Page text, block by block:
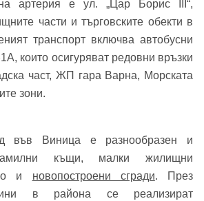
артерия е ул. „Цар Борис III“,
части и търговските обекти в
транспорт включва автобусни
които осигуряват редовни връзки
част, ЖП гара Варна, Морската
зони.
във Виница е разнообразен и
къщи, малки жилищни
и новопостроени сгради. През
в района се реализират